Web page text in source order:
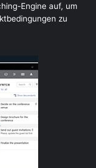
Engine auf, um
zu